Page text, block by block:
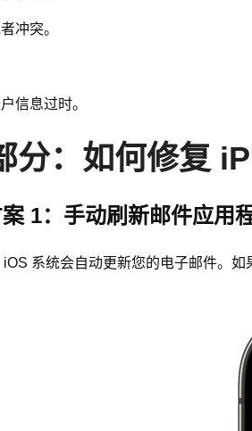
冲突。
信息过时。
分：如何修复
1：手动刷新邮件应用
系统会自动更新您的电子邮件。